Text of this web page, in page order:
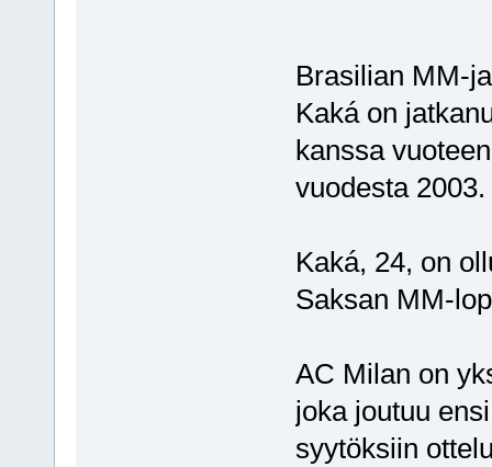
Brasilian MM-
Kaká on
kanssa
vuodesta 2003.
Kaká, 24, on
Saksan MM-
AC Milan on
joka joutuu
syytöksiin